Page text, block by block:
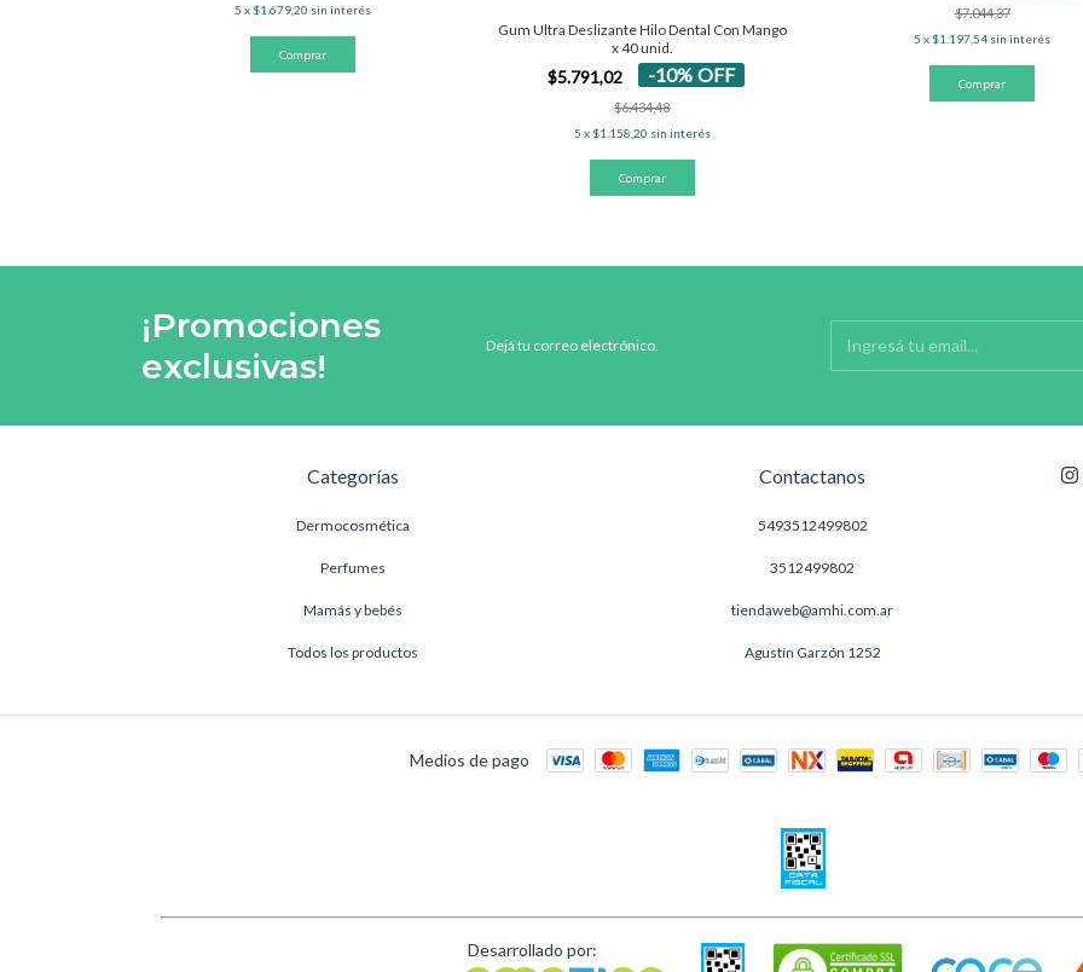
5 x $1.679,20 sin interés
Gum Ultra Deslizante Hilo Dental Con Mango
x 40 unid.
$5.791,02 -10% OFF
$6.434,48
5 x $1.158,20 sin interés
$7.044,37
5 x $1.197,54 sin interés
¡Promociones
exclusivas!
Dejá tu correo electrónico.
Categorías
Dermocosmética
Perfumes
Mamás y bebés
Todos los productos
Contactanos
5493512499802
3512499802
tiendaweb@amhi.com.ar
Agustín Garzón 1252
Medios de pago
Desarrollado por: